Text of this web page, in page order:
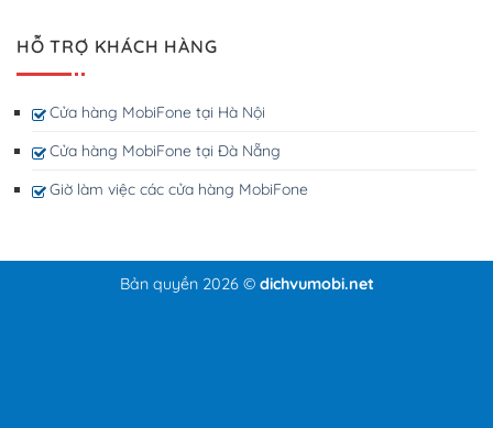
HỖ TRỢ KHÁCH HÀNG
Cửa hàng MobiFone tại Hà Nội
Cửa hàng MobiFone tại Đà Nẵng
Giờ làm việc các cửa hàng MobiFone
Bản quyền 2026 © dichvumobi.net